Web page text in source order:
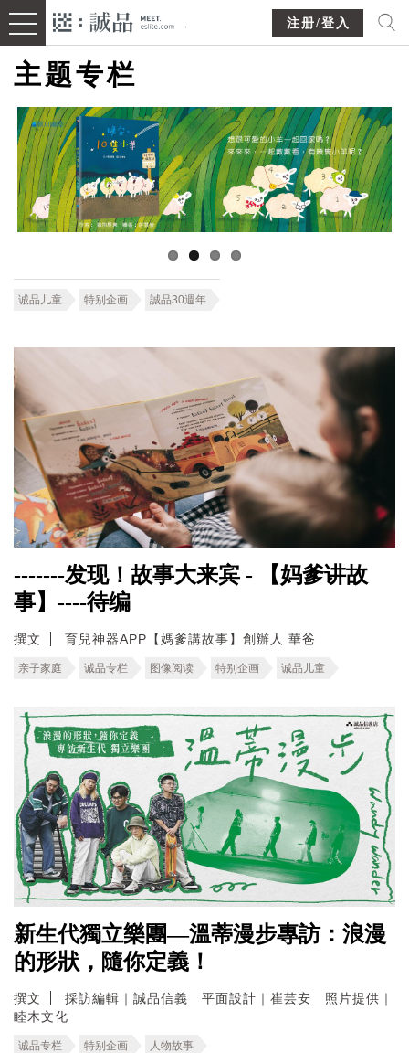
注册/登入
主题专栏
诚品儿童 特别企画 誠品30週年
-------发现！故事大来宾 - 【妈爹讲故
事】----待编
撰文 育兒神器APP【媽爹講故事】創辦人 華爸
亲子家庭 诚品专栏 图像阅读 特别企画 诚品儿童
新生代獨立樂團—溫蒂漫步專訪：浪漫
的形狀，隨你定義！
撰文
採訪編輯｜誠品信義 平面設計｜崔芸安 照片提供｜
睦木文化
诚品专栏 特别企画 人物故事